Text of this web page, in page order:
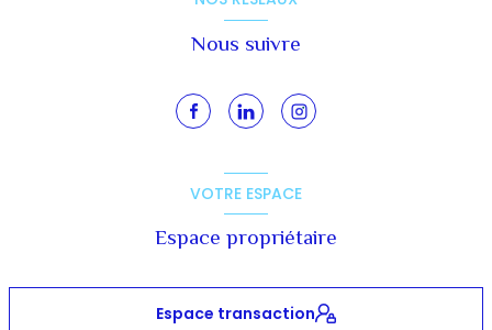
Nous suivre
VOTRE ESPACE
Espace propriétaire
Espace transaction